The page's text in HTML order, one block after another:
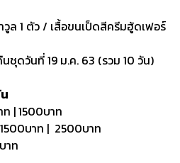
วูล 1 ตัว / เสื้อขนเป็ดสีครีมฮู้ดเฟอร์
ชุดวันที่ 19 ม.ค. 63 (รวม 10 วัน)
| 1500บาท
บาท | 2500บาท
าท